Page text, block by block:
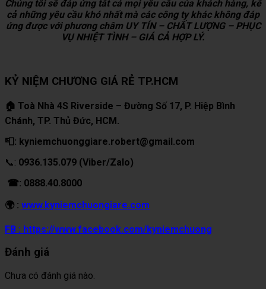
Chúng tôi sẽ đáp ứng tất cả mọi yêu cầu của khách hàng, kể
cả những yêu cầu khó nhất mà các công ty khác không đáp
ứng được với phương châm UY TÍN – CHẤT LƯỢNG – PHỤC
VỤ NHIỆT TÌNH – GIÁ CẢ HỢP LÝ.
KỶ NIỆM CHƯƠNG GIÁ RẺ TP.HCM
🏠 Toà Nhà 4S Riverside – Đường Số 17, P. Hiệp Bình
Chánh, TP. Thủ Đức, HCM.
📮: kyniemchuonggiare.robert@gmail.com
📞: 0936.135.079 (Viber/Zalo)
☎: 0888.40.8000
🌍 : www.kyniemchuongiare.com
FB : https://www.facebook.com/kyniemchuong
Đánh giá
Chưa có đánh giá nào.